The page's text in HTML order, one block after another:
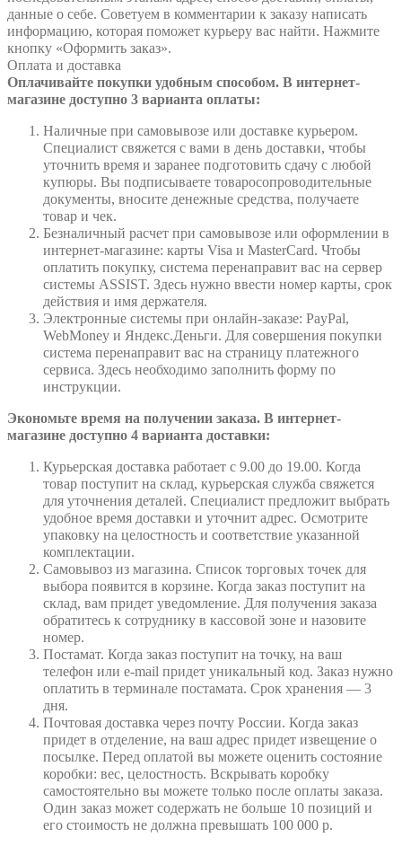
данные о себе. Советуем в комментарии к заказу написать
информацию, которая поможет курьеру вас найти. Нажмите
кнопку «Оформить заказ».
Оплата и доставка
Оплачивайте покупки удобным способом. В интернет-
магазине доступно 3 варианта оплаты:
Наличные при самовывозе или доставке курьером.
Специалист свяжется с вами в день доставки, чтобы
уточнить время и заранее подготовить сдачу с любой
купюры. Вы подписываете товаросопроводительные
документы, вносите денежные средства, получаете
товар и чек.
Безналичный расчет при самовывозе или оформлении в
интернет-магазине: карты Visa и MasterCard. Чтобы
оплатить покупку, система перенаправит вас на сервер
системы ASSIST. Здесь нужно ввести номер карты, срок
действия и имя держателя.
Электронные системы при онлайн-заказе: PayPal,
WebMoney и Яндекс.Деньги. Для совершения покупки
система перенаправит вас на страницу платежного
сервиса. Здесь необходимо заполнить форму по
инструкции.
Экономьте время на получении заказа. В интернет-
магазине доступно 4 варианта доставки:
Курьерская доставка работает с 9.00 до 19.00. Когда
товар поступит на склад, курьерская служба свяжется
для уточнения деталей. Специалист предложит выбрать
удобное время доставки и уточнит адрес. Осмотрите
упаковку на целостность и соответствие указанной
комплектации.
Самовывоз из магазина. Список торговых точек для
выбора появится в корзине. Когда заказ поступит на
склад, вам придет уведомление. Для получения заказа
обратитесь к сотруднику в кассовой зоне и назовите
номер.
Постамат. Когда заказ поступит на точку, на ваш
телефон или e-mail придет уникальный код. Заказ нужно
оплатить в терминале постамата. Срок хранения — 3
дня.
Почтовая доставка через почту России. Когда заказ
придет в отделение, на ваш адрес придет извещение о
посылке. Перед оплатой вы можете оценить состояние
коробки: вес, целостность. Вскрывать коробку
самостоятельно вы можете только после оплаты заказа.
Один заказ может содержать не больше 10 позиций и
его стоимость не должна превышать 100 000 р.